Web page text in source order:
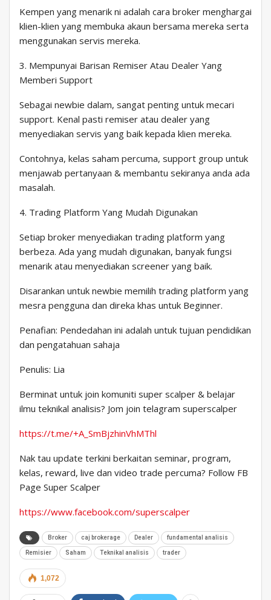
Kempen yang menarik ni adalah cara broker menghargai
klien-klien yang membuka akaun bersama mereka serta
menggunakan servis mereka.
3. Mempunyai Barisan Remiser Atau Dealer Yang
Memberi Support
Sebagai newbie dalam, sangat penting untuk mecari
support. Kenal pasti remiser atau dealer yang
menyediakan servis yang baik kepada klien mereka.
Contohnya, kelas saham percuma, support group untuk
menjawab pertanyaan & membantu sekiranya anda ada
masalah.
4. Trading Platform Yang Mudah Digunakan
Setiap broker menyediakan trading platform yang
berbeza. Ada yang mudah digunakan, banyak fungsi
menarik atau menyediakan screener yang baik.
Disarankan untuk newbie memilih trading platform yang
mesra pengguna dan direka khas untuk Beginner.
Penafian: Pendedahan ini adalah untuk tujuan pendidikan
dan pengatahuan sahaja
Penulis: Lia
Berminat untuk join komuniti super scalper & belajar
ilmu teknikal analisis? Jom join telagram superscalper
https://t.me/+A_SmBjzhinVhMThl
Nak tau update terkini berkaitan seminar, program,
kelas, reward, live dan video trade percuma? Follow FB
Page Super Scalper
https://www.facebook.com/superscalper
Broker caj brokerage Dealer fundamental analisis
Remisier Saham Teknikal analisis trader
1,072